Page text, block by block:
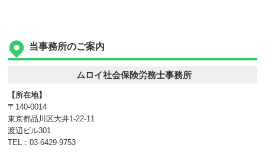
当事務所のご案内
ムロイ社会保険労務士事務所
【所在地】
〒140-0014
東京都品川区大井1-22-11
渡辺ビル301
TEL：03-6429-9753